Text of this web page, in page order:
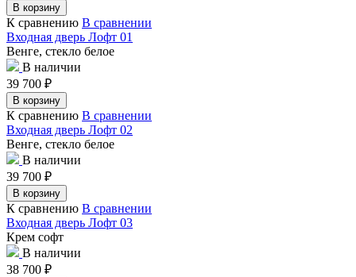
В корзину
К сравнению В сравнении
Входная дверь Лофт 01
Венге, стекло белое
В наличии
39 700 ₽
В корзину
К сравнению В сравнении
Входная дверь Лофт 02
Венге, стекло белое
В наличии
39 700 ₽
В корзину
К сравнению В сравнении
Входная дверь Лофт 03
Крем софт
В наличии
38 700 ₽